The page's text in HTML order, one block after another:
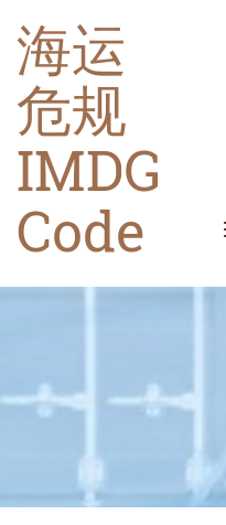
海运
危规
IMDG
Code